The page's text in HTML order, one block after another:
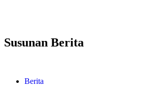
Susunan Berita
Berita